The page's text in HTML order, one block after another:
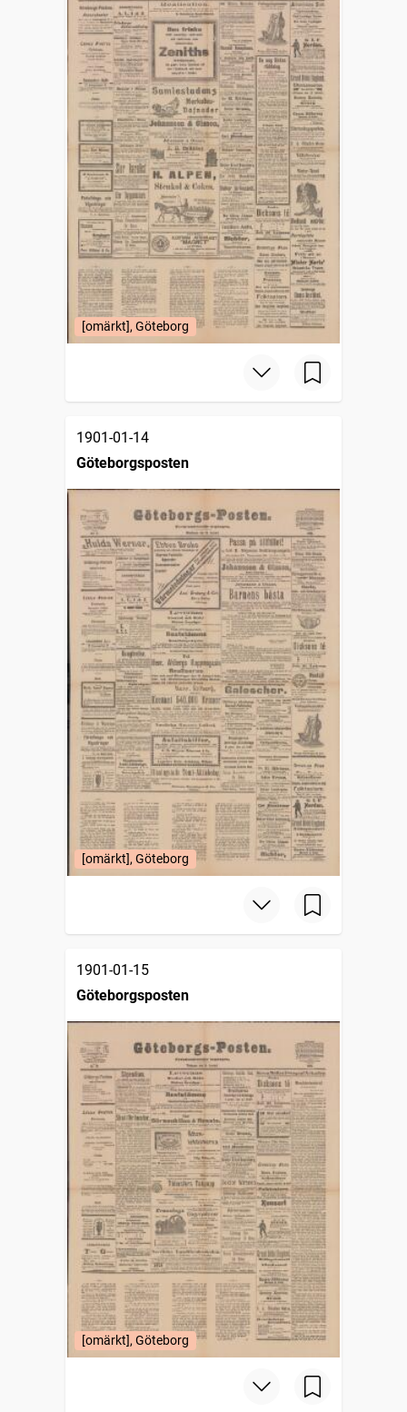
[omärkt], Göteborg
1901-01-14
Göteborgsposten
[omärkt], Göteborg
1901-01-15
Göteborgsposten
[omärkt], Göteborg